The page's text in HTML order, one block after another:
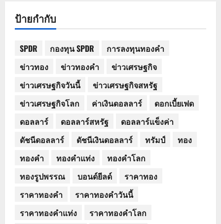
ป้ายกำกับ
SPDR กองทุน SPDR
การลงทุนทองคำ
ข่าวทอง
ข่าวทองคำ
ข่าวเศรษฐกิจ
ข่าวเศรษฐกิจวันนี้
ข่าวเศรษฐกิจสหรัฐ
ข่าวเศรษฐกิจโลก
ค่าเงินดอลลาร์
ดอกเบี้ยเฟด
ดอลลาร์
ดอลลาร์สหรัฐ
ดอลลาร์แข็งค่า
ดัชนีดอลลาร์
ดัชนีเงินดอลลาร์ ทรัมป์
ทอง
ทองคำ
ทองคำแท่ง
ทองคำโลก
ทองรูปพรรณ
บอนด์ยีลด์
ราคาทอง
ราคาทองคำ
ราคาทองคำวันนี้
ราคาทองคำแท่ง
ราคาทองคำโลก